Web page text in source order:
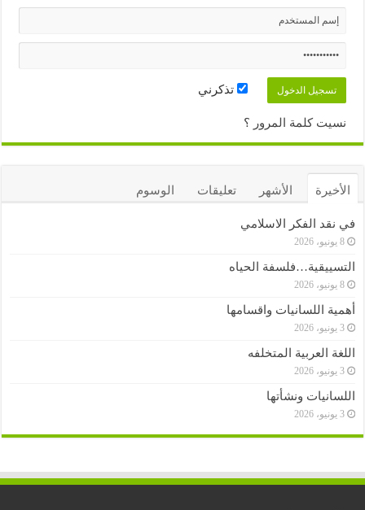
تذكرني
نسيت كلمة المرور ؟
الأخيرة الأشهر تعليقات الوسوم
في نقد الفكر الاسلامي
8 يونيو، 2026
التسييقية…فلسفة الحياه
8 يونيو، 2026
أهمية اللسانيات واقسامها
3 يونيو، 2026
اللغة العربية المتخلفه
3 يونيو، 2026
اللسانيات ونشأتها
3 يونيو، 2026